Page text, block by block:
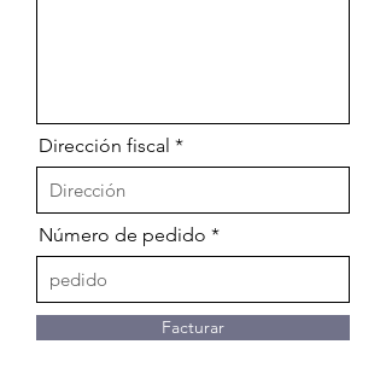
Dirección fiscal
Número de pedido
Facturar